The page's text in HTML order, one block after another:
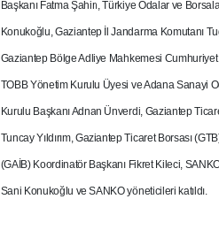
Başkanı Fatma Şahin, Türkiye Odalar ve
Konukoğlu, Gaziantep İl Jandarma Komutanı
Gaziantep Bölge Adliye Mahkemesi Cumhuriyet
TOBB Yönetim Kurulu Üyesi ve Adana Sanayi
Kurulu Başkanı Adnan Ünverdi, Gaziantep
Tuncay Yıldırım, Gaziantep Ticaret Borsası
(GAİB) Koordinatör Başkanı Fikret Kileci,
Sani Konukoğlu ve SANKO yöneticileri katıldı.